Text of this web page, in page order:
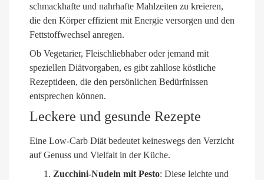
schmackhafte und nahrhafte Mahlzeiten zu kreieren,
die den Körper effizient mit Energie versorgen und den
Fettstoffwechsel anregen.
Ob Vegetarier, Fleischliebhaber oder jemand mit
speziellen Diätvorgaben, es gibt zahllose köstliche
Rezeptideen, die den persönlichen Bedürfnissen
entsprechen können.
Leckere und gesunde Rezepte
Eine Low-Carb Diät bedeutet keineswegs den Verzicht
auf Genuss und Vielfalt in der Küche.
Zucchini-Nudeln mit Pesto: Diese leichte und